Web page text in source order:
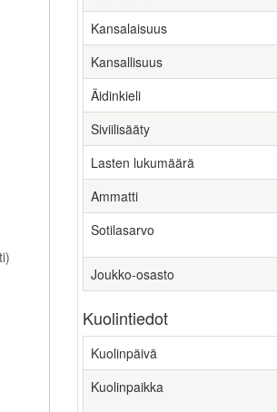
Kansalaisuus
Kansallisuus
Äidinkieli
Siviilisääty
Lasten lukumäärä
Ammatti
Sotilasarvo
Joukko-osasto
Kuolintiedot
Kuolinpäivä
Kuolinpaikka